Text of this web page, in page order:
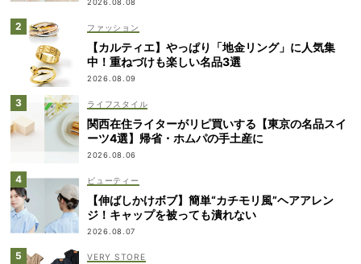
2026.08.08
ファッション
【カルティエ】やっぱり「地金リング」に人気集
中！重ねづけも楽しい名品3選
2026.08.09
ライフスタイル
関西在住ライターがリピ買いする【東京の名品スイ
ーツ4選】帰省・ホムパの手土産に
2026.08.06
ビューティー
【伸ばしかけボブ】簡単“カチモリ風”ヘアアレン
ジ！キャップを被っても潰れない
2026.08.07
VERY STORE